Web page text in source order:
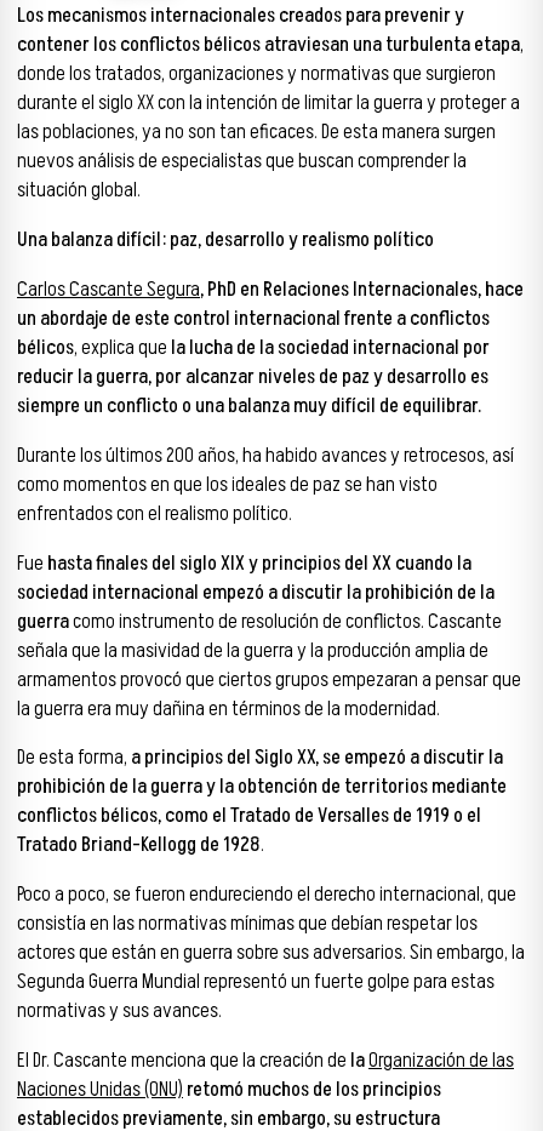
Los mecanismos internacionales creados para prevenir y
contener los conflictos bélicos atraviesan una turbulenta etapa,
donde los tratados, organizaciones y normativas que surgieron
durante el siglo XX con la intención de limitar la guerra y proteger a
las poblaciones, ya no son tan eficaces. De esta manera surgen
nuevos análisis de especialistas que buscan comprender la
situación global.
Una balanza difícil: paz, desarrollo y realismo político
Carlos Cascante Segura, PhD en Relaciones Internacionales, hace
un abordaje de este control internacional frente a conflictos
bélicos, explica que la lucha de la sociedad internacional por
reducir la guerra, por alcanzar niveles de paz y desarrollo es
siempre un conflicto o una balanza muy difícil de equilibrar.
Durante los últimos 200 años, ha habido avances y retrocesos, así
como momentos en que los ideales de paz se han visto
enfrentados con el realismo político.
Fue hasta finales del siglo XIX y principios del XX cuando la
sociedad internacional empezó a discutir la prohibición de la
guerracomo instrumento de resolución de conflictos. Cascante
señala que la masividad de la guerra y la producción amplia de
armamentos provocó que ciertos grupos empezaran a pensar que
la guerra era muy dañina en términos de la modernidad.
De esta forma, a principios del Siglo XX, se empezó a discutir la
prohibición de la guerra y la obtención de territorios mediante
conflictos bélicos, como el Tratado de Versalles de 1919 o el
Tratado Briand-Kellogg de 1928.
Poco a poco, se fueron endureciendo el derecho internacional, que
consistía en las normativas mínimas que debían respetar los
actores que están en guerra sobre sus adversarios. Sin embargo, la
Segunda Guerra Mundial representó un fuerte golpe para estas
normativas y sus avances.
El Dr. Cascante menciona que la creación de laOrganización de las
Naciones Unidas (ONU)retomó muchos de los principios
establecidos previamente, sin embargo, su estructura